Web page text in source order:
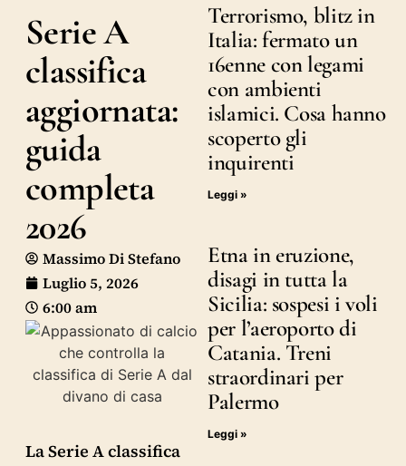
Serie A
classifica
aggiornata:
guida
completa
2026
Massimo Di Stefano
Luglio 5, 2026
6:00 am
La Serie A classifica
Terrorismo, blitz in
Italia: fermato un
16enne con legami
con ambienti
islamici. Cosa hanno
scoperto gli
inquirenti
Leggi »
Etna in eruzione,
disagi in tutta la
Sicilia: sospesi i voli
per l’aeroporto di
Catania. Treni
straordinari per
Palermo
Leggi »